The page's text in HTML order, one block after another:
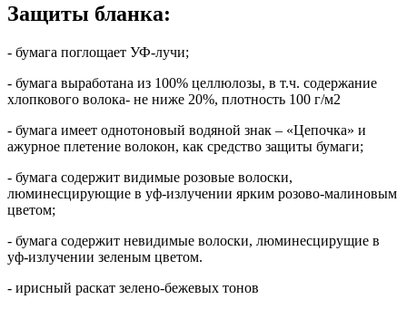
Защиты бланка:
- бумага поглощает УФ-лучи;
- бумага выработана из 100% целлюлозы, в т.ч. содержание
хлопкового волока- не ниже 20%, плотность 100 г/м2
- бумага имеет однотоновый водяной знак – «Цепочка» и
ажурное плетение волокон, как средство защиты бумаги;
- бумага содержит видимые розовые волоски,
люминесцирующие в уф-излучении ярким розово-малиновым
цветом;
- бумага содержит невидимые волоски, люминесцирущие в
уф-излучении зеленым цветом.
- ирисный раскат зелено-бежевых тонов